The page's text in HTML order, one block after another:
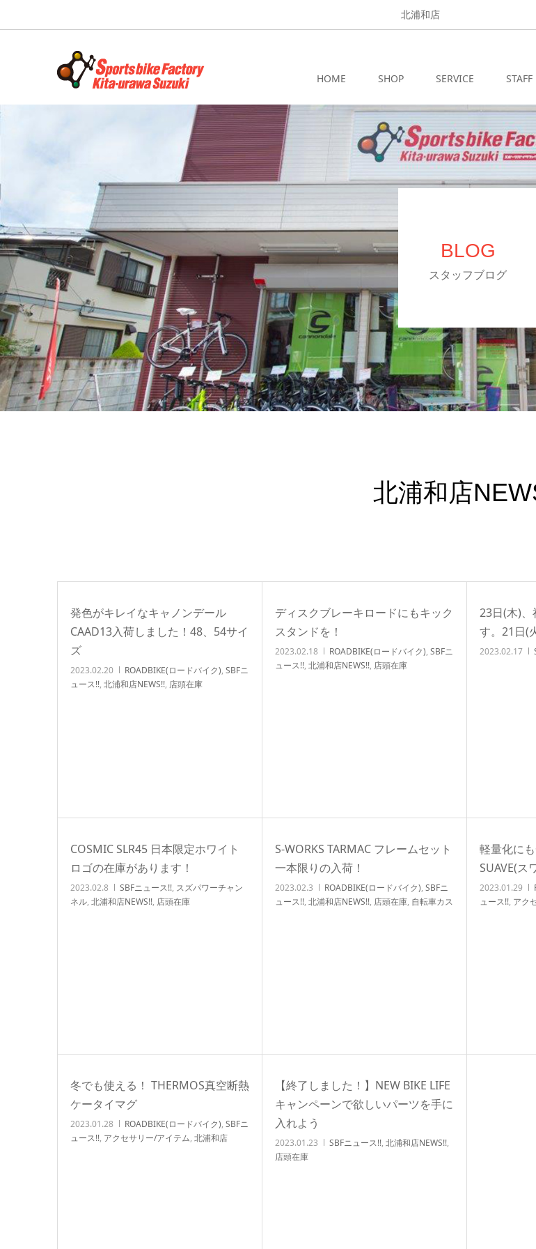
北浦和店
HOME SHOP SERVICE STAFF
BLOG
スタッフブログ
北浦和店
発色がキレイなキャノンデール
CAAD13入荷しました！48、54サイ
ズ
2023.02.20 ROADBIKE(ロードバイク), SBFニ
ュース!!, 北浦和店NEWS!!, 店頭在庫
ディスクブレーキロードにもキック
スタンドを！
2023.02.18 ROADBIKE(ロードバイク), SBFニ
ュース!!, 北浦和店NEWS!!, 店頭在庫
23日(木)、
す。21日(
2023.02.17
COSMIC SLR45 日本限定ホワイト
ロゴの在庫があります！
2023.02.8 SBFニュース!!, スズパワーチャン
ネル, 北浦和店NEWS!!, 店頭在庫
S-WORKS TARMAC フレームセット
一本限りの入荷！
2023.02.3 ROADBIKE(ロードバイク), SBFニ
ュース!!, 北浦和店NEWS!!, 店頭在庫, 自転車カス
軽量化に
SUAVE(ス
2023.01.29
ュース!!, アク
冬でも使える！ THERMOS真空断熱
ケータイマグ
2023.01.28 ROADBIKE(ロードバイク), SBFニ
ュース!!, アクセサリー/アイテム, 北浦和店
【終了しました！】NEW BIKE LIFE
キャンペーンで欲しいパーツを手に
入れよう
2023.01.23 SBFニュース!!, 北浦和店NEWS!!,
店頭在庫